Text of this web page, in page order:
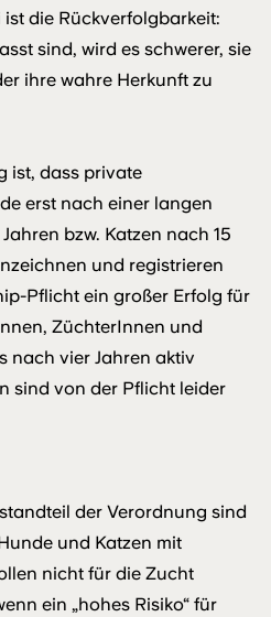
die Rückverfolgbarkeit:
sind, wird es schwerer, sie
ihre wahre Herkunft zu
ist, dass private
erst nach einer langen
bzw. Katzen nach 15
und registrieren
Pflicht ein großer Erfolg für
ZüchterInnen und
nach vier Jahren aktiv
sind von der Pflicht leider
der Verordnung sind
und Katzen mit
nicht für die Zucht
ein „hohes Risiko“ für